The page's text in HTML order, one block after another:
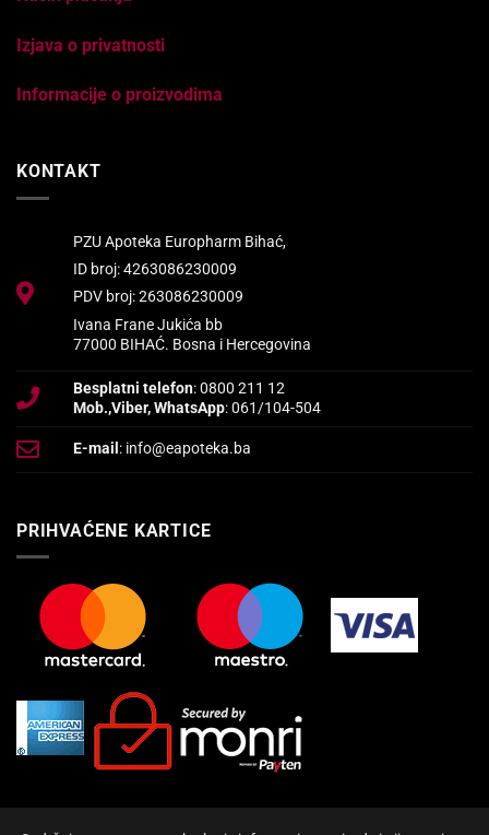
Izjava o privatnosti
Informacije o proizvodima
KONTAKT
PZU Apoteka Europharm Bihać,
ID broj: 4263086230009
PDV broj: 263086230009
Ivana Frane Jukića bb
77000 BIHAĆ. Bosna i Hercegovina
Besplatni telefon: 0800 211 12
Mob.,Viber, WhatsApp: 061/104-504
E-mail : info@eapoteka.ba
PRIHVAĆENE KARTICE